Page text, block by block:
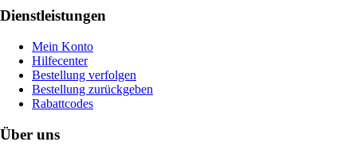
Dienstleistungen
Mein Konto
Hilfecenter
Bestellung verfolgen
Bestellung zurückgeben
Rabattcodes
Über uns